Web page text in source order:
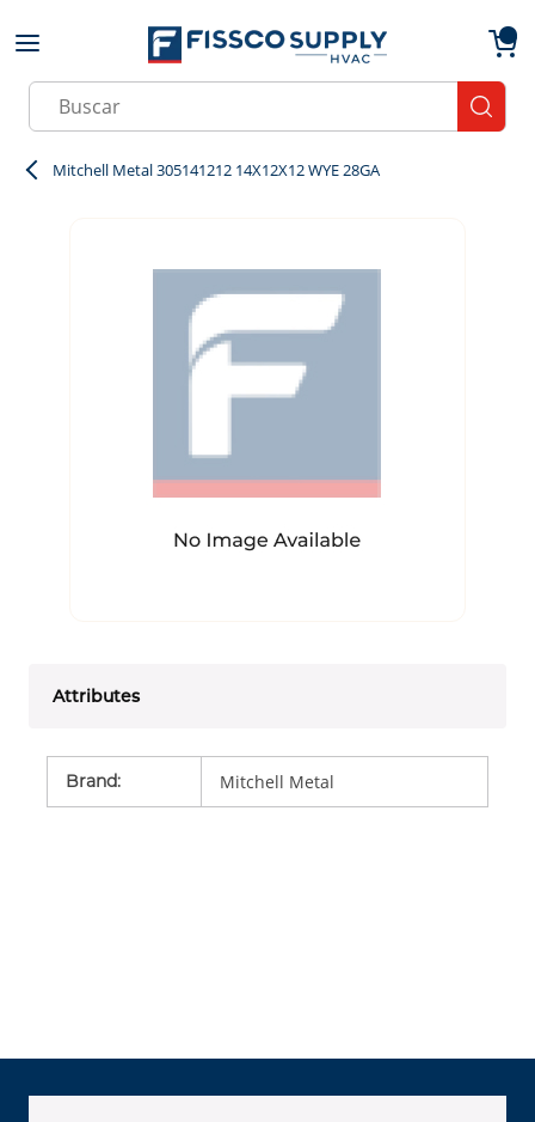
Skip to main content
Site Search
Mitchell Metal 305141212 14X12X12 WYE 28GA
Attributes
Brand: Mitchell Metal